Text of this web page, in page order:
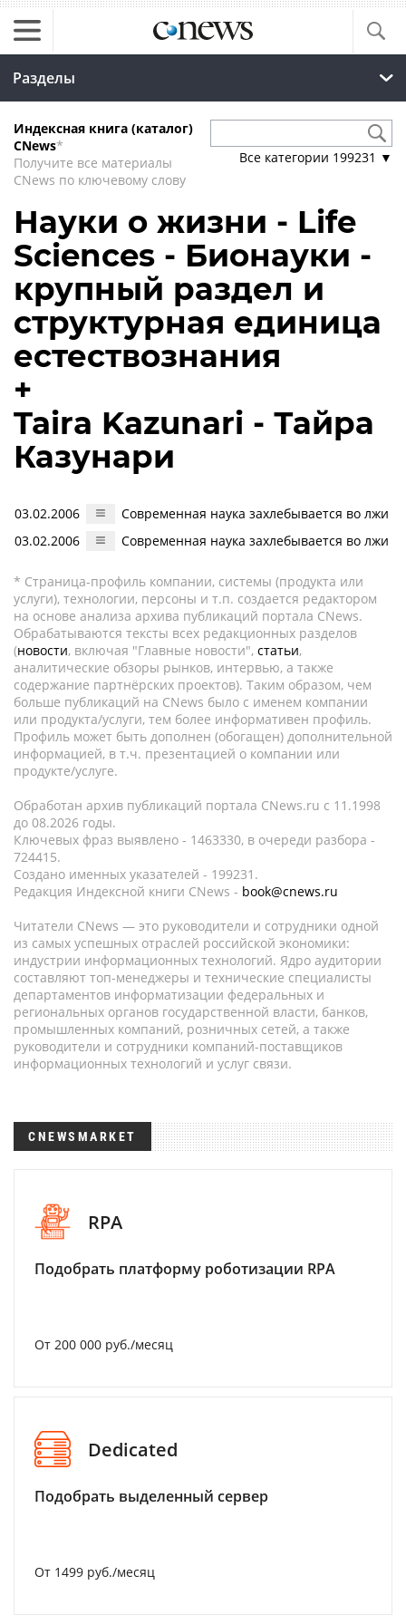
Разделы
Индексная книга (каталог)
CNews*
Получите все материалы
CNews по ключевому слову
Все категории 199231 ▼
Науки о жизни - Life
Sciences - Бионауки -
крупный раздел и
структурная единица
естествознания
+
Taira Kazunari - Тайра
Казунари
03.02.2006
Современная наука захлебывается во лжи
03.02.2006
Современная наука захлебывается во лжи
* Страница-профиль компании, системы (продукта или
услуги), технологии, персоны и т.п. создается редактором
на основе анализа архива публикаций портала CNews.
Обрабатываются тексты всех редакционных разделов
(новости, включая "Главные новости", статьи,
аналитические обзоры рынков, интервью, а также
содержание партнёрских проектов). Таким образом, чем
больше публикаций на CNews было с именем компании
или продукта/услуги, тем более информативен профиль.
Профиль может быть дополнен (обогащен) дополнительной
информацией, в т.ч. презентацией о компании или
продукте/услуге.
Обработан архив публикаций портала CNews.ru c 11.1998
до 08.2026 годы.
Ключевых фраз выявлено - 1463330, в очереди разбора -
724415.
Создано именных указателей - 199231.
Редакция Индексной книги CNews - book@cnews.ru
Читатели CNews — это руководители и сотрудники одной
из самых успешных отраслей российской экономики:
индустрии информационных технологий. Ядро аудитории
составляют топ-менеджеры и технические специалисты
департаментов информатизации федеральных и
региональных органов государственной власти, банков,
промышленных компаний, розничных сетей, а также
руководители и сотрудники компаний-поставщиков
информационных технологий и услуг связи.
CNEWSMARKET
RPA
Подобрать платформу роботизации RPA
От 200 000 руб./месяц
Dedicated
Подобрать выделенный сервер
От 1499 руб./месяц